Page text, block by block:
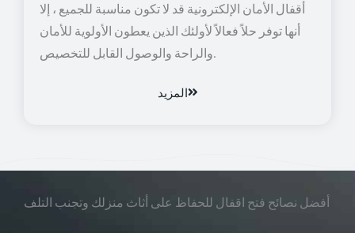
أقفال الأمان الإلكترونية قد لا تكون مناسبة للجميع ، إلا
أنها توفر حلاً فعالاً لأولئك الذين يعطون الأولوية للأمان
والراحة والوصول القابل للتخصيص.
المزيد
أفضل نصائح فتح اقفال للحفاظ على أثاث منزلك وتجنب التلف